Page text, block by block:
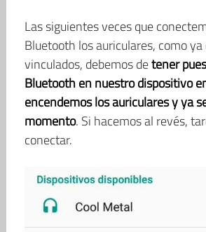
Las siguientes veces que
Bluetooth los auriculares, como
vinculados, debemos detener
Bluetooth en nuestro dispositivo
encendemos los auriculares y ya
momento. Si hacemos al revés,
conectar.